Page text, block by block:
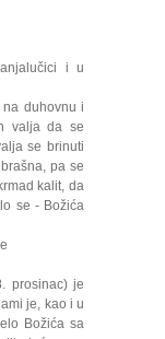
i u
na duhovnu i
valja da se
se brinuti
pa se
kalit, da
se - Božića
prosinac) je
je, kao i u
Božića sa